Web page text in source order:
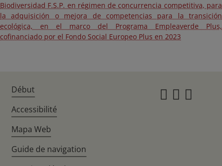
Biodiversidad F.S.P. en régimen de concurrencia competitiva, para
la adquisición o mejora de competencias para la transición
ecológica, en el marco del Programa Empleaverde Plus,
cofinanciado por el Fondo Social Europeo Plus en 2023
Début
Accessibilité
Mapa Web
Guide de navigation